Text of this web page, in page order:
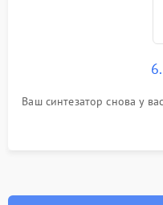
Ваш синтезатор снова у